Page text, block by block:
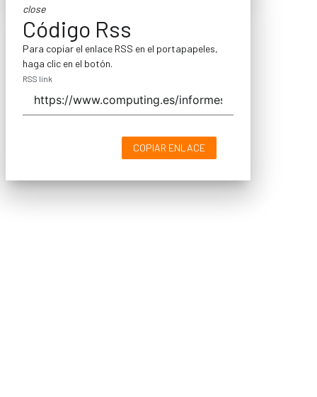
close
Código Rss
Para copiar el enlace RSS en el portapapeles,
haga clic en el botón.
RSS link
COPIAR ENLACE